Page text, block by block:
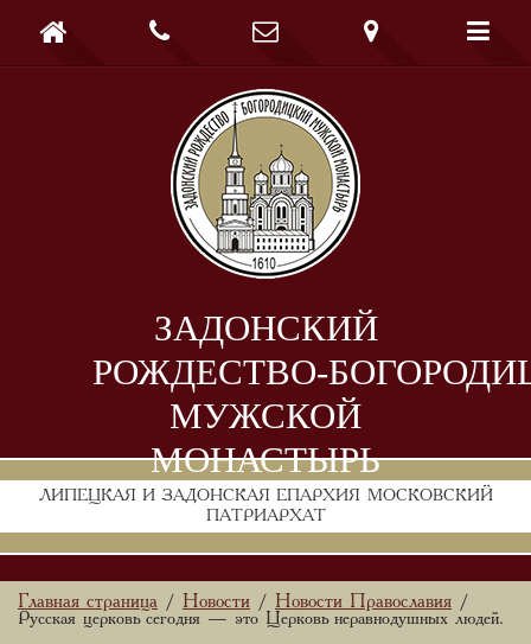
ЗАДОНСКИЙ
РОЖДЕСТВО-
МУЖСКОЙ
МОНАСТЫРЬ
ЛИПЕЦКАЯ И ЗАДОНСКАЯ ЕПАРХИЯ МОСКОВСКИЙ
ПАТРИАРХАТ
    
Главная страница / Новости / Новости Православия /
Русская церковь сегодня — это Церковь неравнодушных людей.